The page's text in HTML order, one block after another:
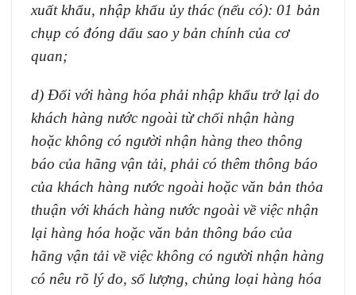
xuất khẩu, nhập khẩu ủy thác (nếu có): 01 bản
chụp có đóng dấu sao y bản chính của cơ
quan;
d) Đối với hàng hóa phải nhập khẩu trở lại do
khách hàng nước ngoài từ chối nhận hàng
hoặc không có người nhận hàng theo thông
báo của hãng vận tải, phải có thêm thông báo
của khách hàng nước ngoài hoặc văn bản thỏa
thuận với khách hàng nước ngoài về việc nhận
lại hàng hóa hoặc văn bản thông báo của
hãng vận tải về việc không có người nhận hàng
có nêu rõ lý do, số lượng, chủng loại hàng hóa